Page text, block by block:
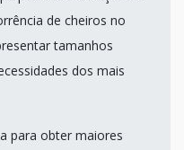
de cheiros no
tamanhos
dos mais
para obter maiores